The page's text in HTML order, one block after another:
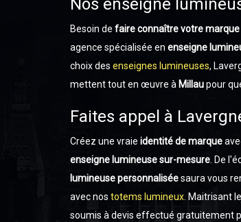
Nos enseigne
Besoin de faire connaître votre marque
agence spécialisée en enseigne
choix des enseignes lumineuses,
mettent tout en œuvre à Millaupour
Faites appel à
Créez une vraie identité de marque
enseigne lumineuse sur-mesure . De
lumineuse personnaliséesaura vous
avec nos totems lumineux . Maitrisant
soumis à devis effectué gratuitement